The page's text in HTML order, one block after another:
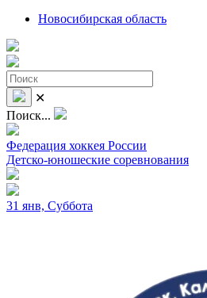
Новосибирская область
✕
Поиск...
Федерация хоккея России
Детско-юношеские соревнования
31 янв, Суббота